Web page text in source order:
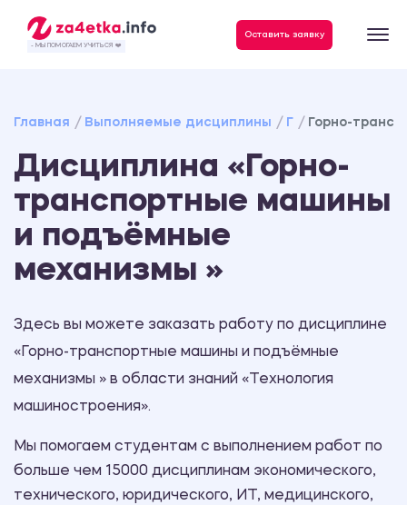
- МЫ ПОМОГАЕМ УЧИТЬСЯ ❤️
Оставить заявку
Главная Выполняемые дисциплины Г Горно-
Дисциплина «Горно-
транспортные машины
и подъёмные
механизмы »
Здесь вы можете заказать работу по дисциплине
«Горно-транспортные машины и подъёмные
механизмы » в области знаний «Технология
машиностроения».
Мы помогаем студентам с выполнением работ по
больше чем 15000 дисциплинам экономического,
технического, юридического, ИТ, медицинского,